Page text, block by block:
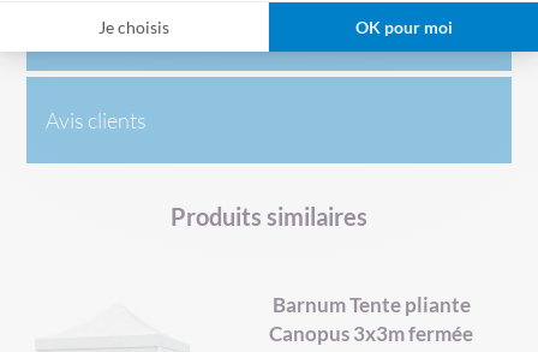
Je choisis OK pour moi
Livraison
Avis clients
Produits similaires
Barnum Tente pliante
Canopus 3x3m fermée